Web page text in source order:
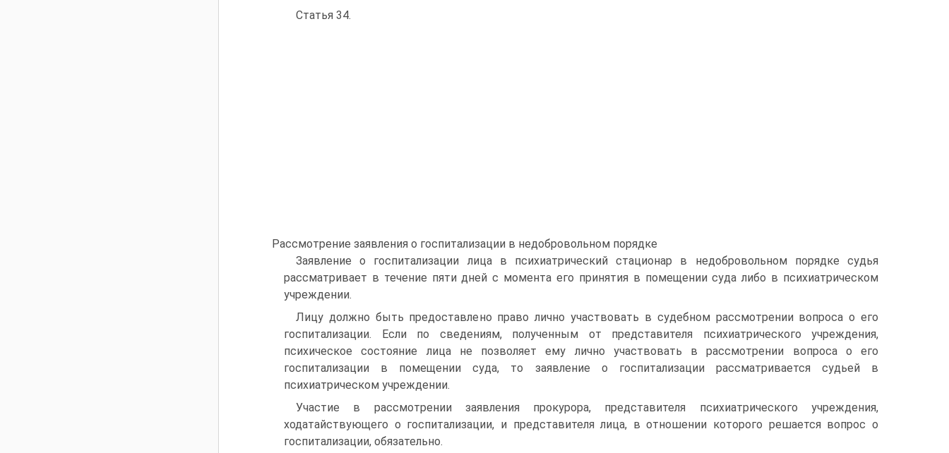
Статья 34.
Рассмотрение заявления о госпитализации в недобровольном порядке
Заявление о госпитализации лица в психиатрический стационар в недобровольном порядке судья
рассматривает в течение пяти дней с момента его принятия в помещении суда либо в психиатрическом
учреждении.
Лицу должно быть предоставлено право лично участвовать в судебном рассмотрении вопроса о его
госпитализации. Если по сведениям, полученным от представителя психиатрического учреждения,
психическое состояние лица не позволяет ему лично участвовать в рассмотрении вопроса о его
госпитализации в помещении суда, то заявление о госпитализации рассматривается судьей в
психиатрическом учреждении.
Участие в рассмотрении заявления прокурора, представителя психиатрического учреждения,
ходатайствующего о госпитализации, и представителя лица, в отношении которого решается вопрос о
госпитализации, обязательно.